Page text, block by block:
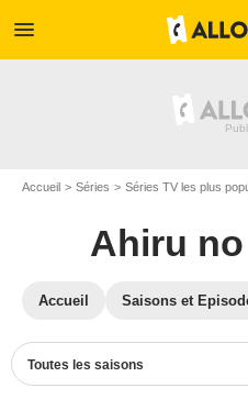
menu
Accueil Séries Séries TV les plus
Ahiru
Accueil Saisons et
Toutes les saisons